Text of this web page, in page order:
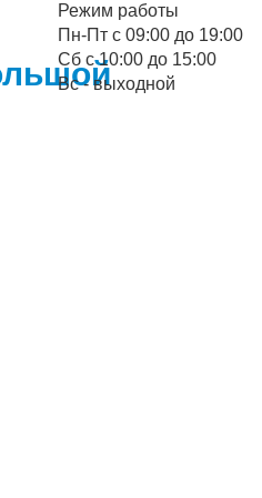
Режим работы
Пн-Пт с 09:00 до 19:00
Cб с 10:00 до 15:00
Вс - выходной